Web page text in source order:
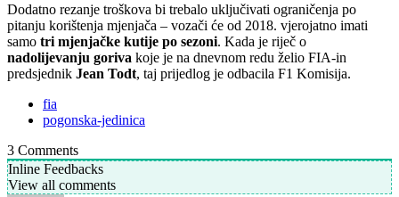
Dodatno rezanje troškova bi trebalo uključivati ograničenja po
pitanju korištenja mjenjača – vozači će od 2018. vjerojatno imati
samo tri mjenjačke kutije po sezoni. Kada je riječ o
nadolijevanju goriva koje je na dnevnom redu želio FIA-in
predsjednik Jean Todt, taj prijedlog je odbacila F1 Komisija.
fia
pogonska-jedinica
3 Comments
Inline Feedbacks
View all comments